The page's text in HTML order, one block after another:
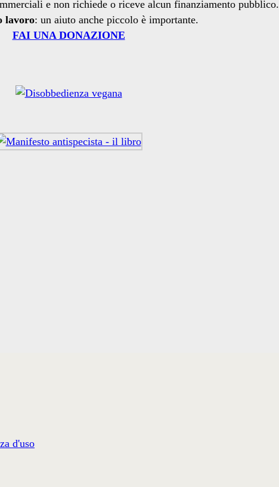
e non richiede o riceve alcun finanziamento pubblico.
lavoro: un aiuto anche piccolo è importante.
FAI UNA DONAZIONE
d'uso